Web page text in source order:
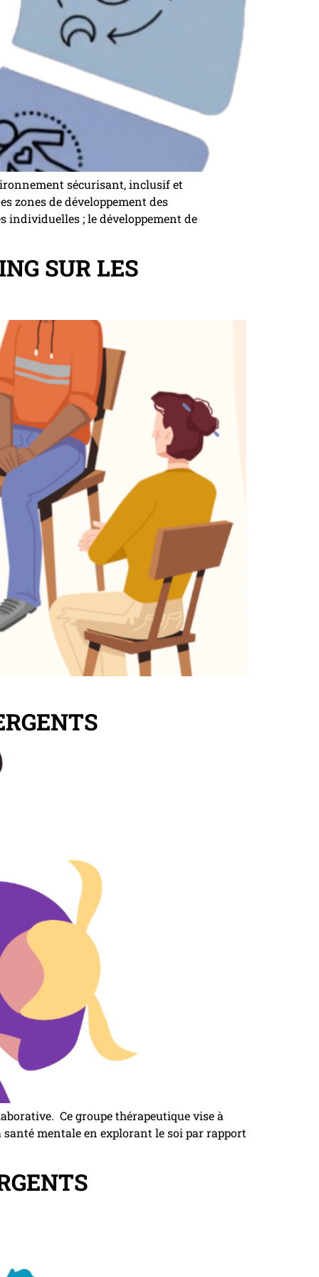
sécurisant, inclusif et
zones de développement des
individuelles ; le développement de
SUR LES
Ce groupe thérapeutique vise à
mentale en explorant le soi par rapport